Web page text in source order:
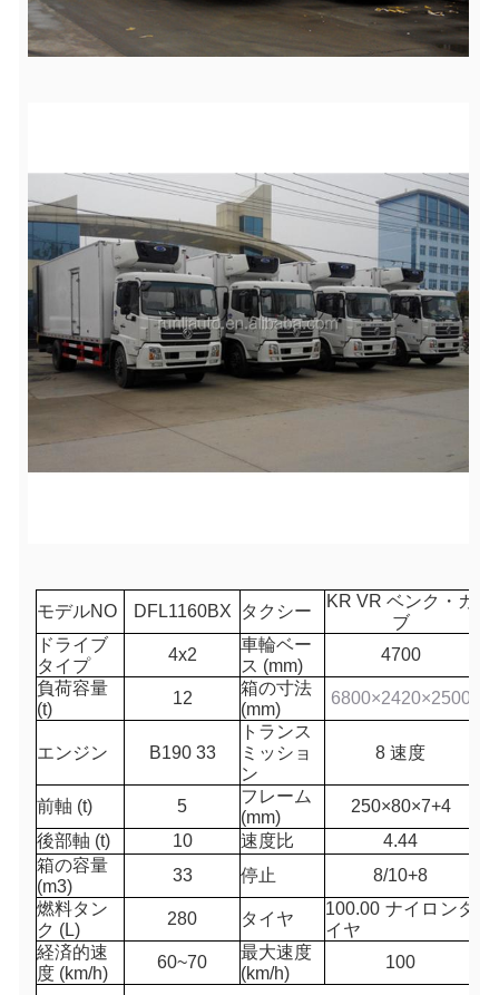
モデルNO DFL1160BX タクシー
KR VR ベンク・カ
ブ
ドライブ
タイプ
4x2
車輪ベー
ス (mm)
4700
負荷容量
(t)
12
箱の寸法
(mm)
6800×2420×2500
エンジン B190 33
トランス
ミッショ
ン
8 速度
前軸 (t) 5
フレーム
(mm)
250×80×7+4
後部軸 (t)
10 速度比
4.44
箱の容量
(m3)
33 停止
8/10+8
燃料タン
ク (L)
280 タイヤ
100.00 ナイロンタ
イヤ
経済的速
度 (km/h)
60~70
最大速度
(km/h)
100